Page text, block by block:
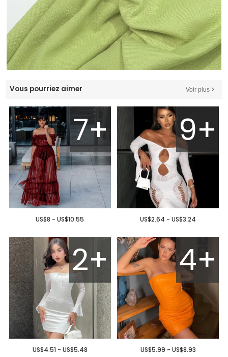
Vous pourriez aimer Voir plus
7+
US$8 - US$10.55
9+
US$2.64 - US$3.24
2+
US$4.51 - US$5.48
4+
US$5.99 - US$8.93